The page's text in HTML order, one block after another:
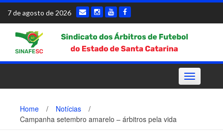
Skip
content
7 de agosto de 2026
Toggle
navigation
Home / Notícias
/
Campanha setembro amarelo – árbitros pela vida